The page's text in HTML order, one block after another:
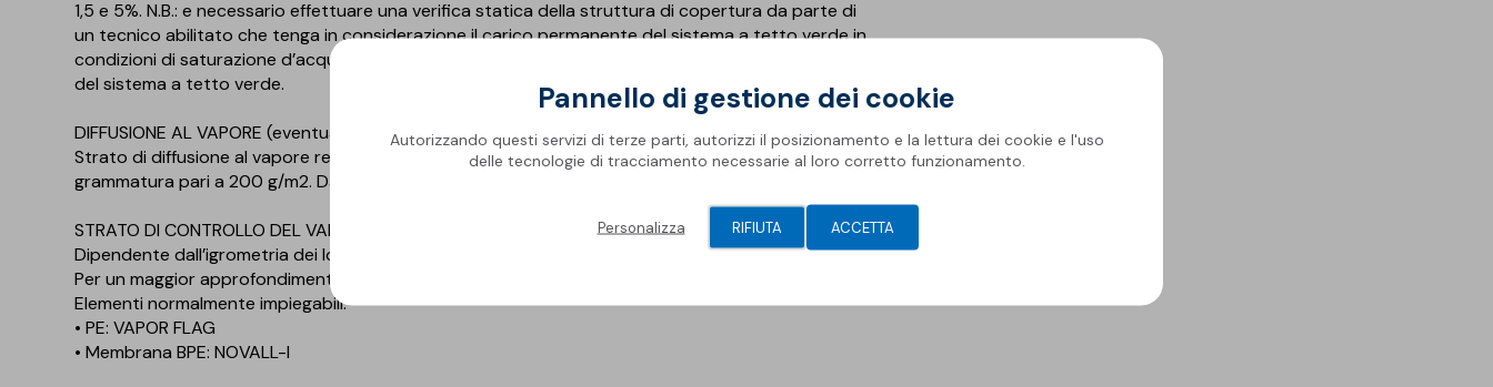
1,5 e 5%. N.B.: e necessario effettuare una verifica statica della struttura di copertura da parte di
un tecnico abilitato che tenga in considerazione il carico permanente del sistema a tetto verde in
condizioni di saturazione d’acqua. Tale verifica dovra essere effettuata preliminarmente alla posa
del sistema a tetto verde.
DIFFUSIONE AL VAPORE (eventuale)
Strato di diffusione al vapore realizzato mediante posa a secco di Geotessile in PP GEOLAND HT di
grammatura pari a 200 g/m2. Da prevedere solo con uso di Vapor Flag.
STRATO DI CONTROLLO DEL VAPORE
Dipendente dall’igrometria dei locali sottostanti.
Per un maggior approfondimento consultare il fascicolo “Strati del controllo del vapore”.
Elementi normalmente impiegabili:
• PE: VAPOR FLAG
• Membrana BPE: NOVALL-I
Pannello di gestione dei cookie
Autorizzando questi servizi di terze parti, autorizzi il posizionamento e la lettura dei cookie e l'uso
delle tecnologie di tracciamento necessarie al loro corretto funzionamento.
RIFIUTA
Personalizza ACCETTA